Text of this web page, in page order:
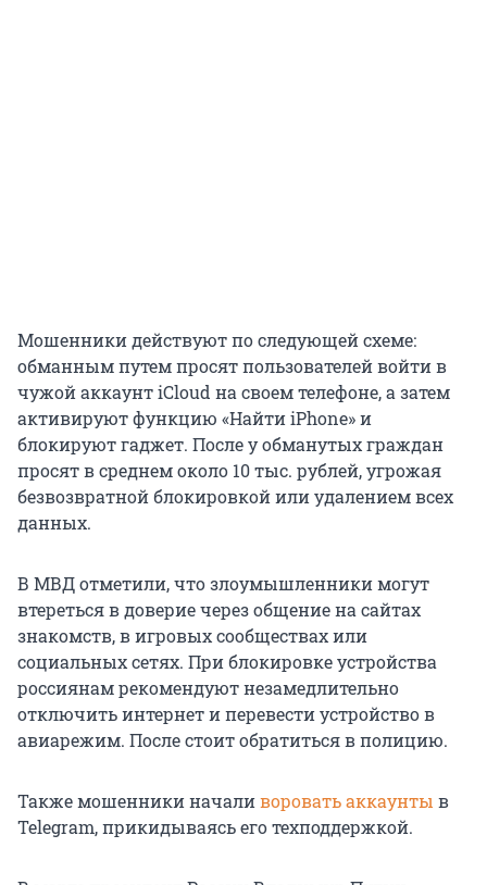
Мошенники действуют по следующей схеме:
обманным путем просят пользователей войти в
чужой аккаунт iCloud на своем телефоне, а затем
активируют функцию «Найти iPhone» и
блокируют гаджет. После у обманутых граждан
просят в среднем около 10 тыс. рублей, угрожая
безвозвратной блокировкой или удалением всех
данных.
В МВД отметили, что злоумышленники могут
втереться в доверие через общение на сайтах
знакомств, в игровых сообществах или
социальных сетях. При блокировке устройства
россиянам рекомендуют незамедлительно
отключить интернет и перевести устройство в
авиарежим. После стоит обратиться в полицию.
Также мошенники началиворовать аккаунты в
Telegram, прикидываясь его техподдержкой.